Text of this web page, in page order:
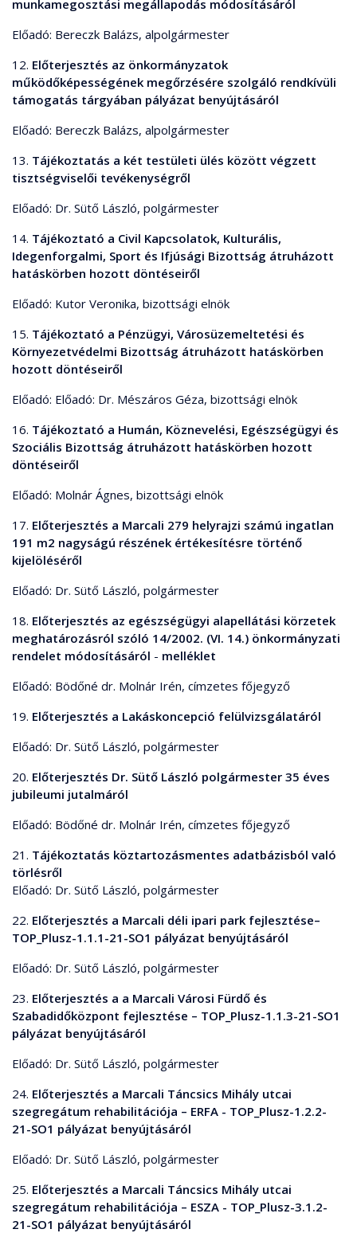
munkamegosztási megállapodás módosításáról
Előadó: Bereczk Balázs, alpolgármester
12. Előterjesztés az önkormányzatok
működőképességének megőrzésére szolgáló rendkívüli
támogatás tárgyában pályázat benyújtásáról
Előadó: Bereczk Balázs, alpolgármester
13. Tájékoztatás a két testületi ülés között végzett
tisztségviselői tevékenységről
Előadó: Dr. Sütő László, polgármester
14. Tájékoztató a Civil Kapcsolatok, Kulturális,
Idegenforgalmi, Sport és Ifjúsági Bizottság átruházott
hatáskörben hozott döntéseiről
Előadó: Kutor Veronika, bizottsági elnök
15. Tájékoztató a Pénzügyi, Városüzemeltetési és
Környezetvédelmi Bizottság átruházott hatáskörben
hozott döntéseiről
Előadó: Előadó: Dr. Mészáros Géza, bizottsági elnök
16. Tájékoztató a Humán, Köznevelési, Egészségügyi és
Szociális Bizottság átruházott hatáskörben hozott
döntéseiről
Előadó: Molnár Ágnes, bizottsági elnök
17. Előterjesztés a Marcali 279 helyrajzi számú ingatlan
191 m2 nagyságú részének értékesítésre történő
kijelöléséről
Előadó: Dr. Sütő László, polgármester
18. Előterjesztés az egészségügyi alapellátási körzetek
meghatározásról szóló 14/2002. (VI. 14.) önkormányzati
rendelet módosításáról - melléklet
Előadó: Bödőné dr. Molnár Irén, címzetes főjegyző
19. Előterjesztés a Lakáskoncepció felülvizsgálatáról
Előadó: Dr. Sütő László, polgármester
20. Előterjesztés Dr. Sütő László polgármester 35 éves
jubileumi jutalmáról
Előadó: Bödőné dr. Molnár Irén, címzetes főjegyző
21. Tájékoztatás köztartozásmentes adatbázisból való
törlésről
Előadó: Dr. Sütő László, polgármester
22. Előterjesztés a Marcali déli ipari park fejlesztése–
TOP_Plusz-1.1.1-21-SO1 pályázat benyújtásáról
Előadó: Dr. Sütő László, polgármester
23. Előterjesztés a a Marcali Városi Fürdő és
Szabadidőközpont fejlesztése – TOP_Plusz-1.1.3-21-SO1
pályázat benyújtásáról
Előadó: Dr. Sütő László, polgármester
24. Előterjesztés a Marcali Táncsics Mihály utcai
szegregátum rehabilitációja – ERFA - TOP_Plusz-1.2.2-
21-SO1 pályázat benyújtásáról
Előadó: Dr. Sütő László, polgármester
25. Előterjesztés a Marcali Táncsics Mihály utcai
szegregátum rehabilitációja – ESZA - TOP_Plusz-3.1.2-
21-SO1 pályázat benyújtásáról